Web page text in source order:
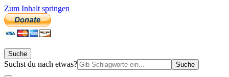
Zum Inhalt springen
Suche
Suchen
Suchst du nach etwas?